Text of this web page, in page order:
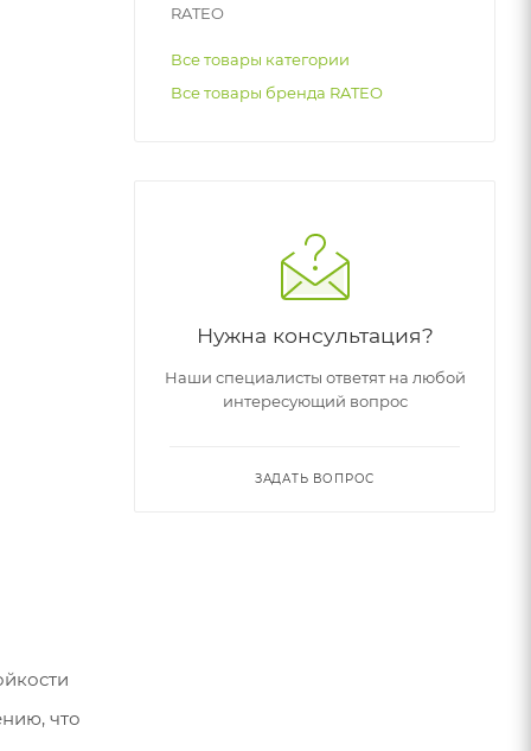
что
RATEO
Все товары категории
Все товары бренда RATEO
Нужна консультация?
Наши специалисты ответят на любой
интересующий вопрос
ЗАДАТЬ ВОПРОС